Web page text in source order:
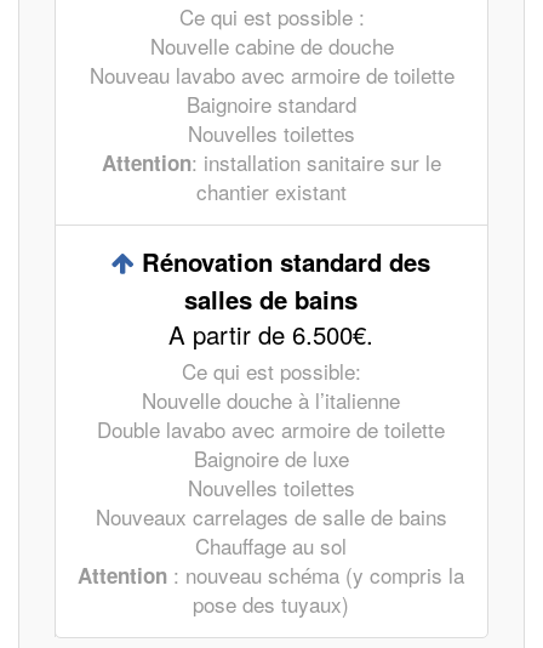
Ce qui est possible :
Nouvelle cabine de douche
Nouveau lavabo avec armoire de toilette
Baignoire standard
Nouvelles toilettes
Attention: installation sanitaire sur le
chantier existant
Rénovation standard des
salles de bains
A partir de 6.500€.
Ce qui est possible:
Nouvelle douche à l’italienne
Double lavabo avec armoire de toilette
Baignoire de luxe
Nouvelles toilettes
Nouveaux carrelages de salle de bains
Chauffage au sol
Attention : nouveau schéma (y compris la
pose des tuyaux)